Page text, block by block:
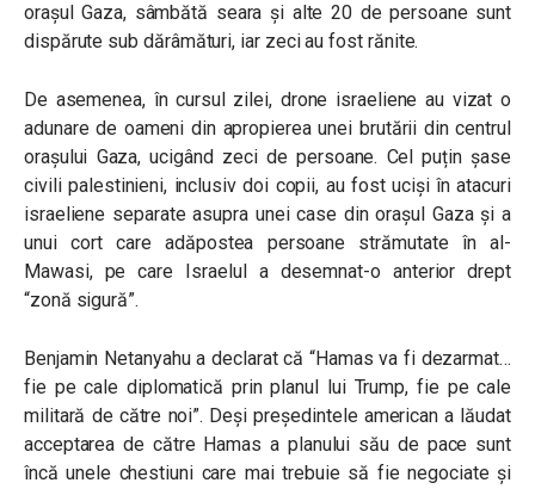
orașul Gaza, sâmbătă seara și alte 20 de persoane sunt
dispărute sub dărâmături, iar zeci au fost rănite.
De asemenea, în cursul zilei, drone israeliene au vizat o
adunare de oameni din apropierea unei brutării din centrul
orașului Gaza, ucigând zeci de persoane. Cel puțin șase
civili palestinieni, inclusiv doi copii, au fost uciși în atacuri
israeliene separate asupra unei case din orașul Gaza și a
unui cort care adăpostea persoane strămutate în al-
Mawasi, pe care Israelul a desemnat-o anterior drept
“zonă sigură”.
Benjamin Netanyahu a declarat că “Hamas va fi dezarmat…
fie pe cale diplomatică prin planul lui Trump, fie pe cale
militară de către noi”. Deși președintele american a lăudat
acceptarea de către Hamas a planului său de pace sunt
încă unele chestiuni care mai trebuie să fie negociate și